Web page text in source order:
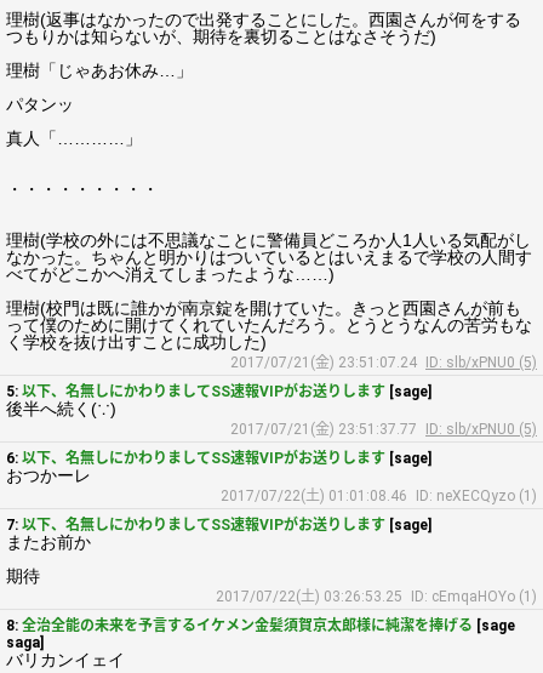
理樹(返事はなかったので出発することにした。西園さんが何をする
つもりかは知らないが、期待を裏切ることはなさそうだ)
理樹「じゃあお休み…」
パタンッ
真人「…………」
・・・・・・・・・
理樹(学校の外には不思議なことに警備員どころか人1人いる気配がし
なかった。ちゃんと明かりはついているとはいえまるで学校の人間す
べてがどこかへ消えてしまったような……)
理樹(校門は既に誰かが南京錠を開けていた。きっと西園さんが前も
って僕のために開けてくれていたんだろう。とうとうなんの苦労もな
く学校を抜け出すことに成功した)
2017/07/21(金) 23:51:07.24
ID: slb/xPNU0 (5)
5: 以下、名無しにかわりましてSS速報VIPがお送りします [sage]
後半へ続く(∵)
2017/07/21(金) 23:51:37.77
ID: slb/xPNU0 (5)
6: 以下、名無しにかわりましてSS速報VIPがお送りします [sage]
おつかーレ
2017/07/22(土) 01:01:08.46
ID: neXECQyzo (1)
7: 以下、名無しにかわりましてSS速報VIPがお送りします [sage]
またお前か
期待
2017/07/22(土) 03:26:53.25
ID: cEmqaHOYo (1)
8: 全治全能の未来を予言するイケメン金髪須賀京太郎様に純潔を捧げる [sage
saga]
バリカンイェイ